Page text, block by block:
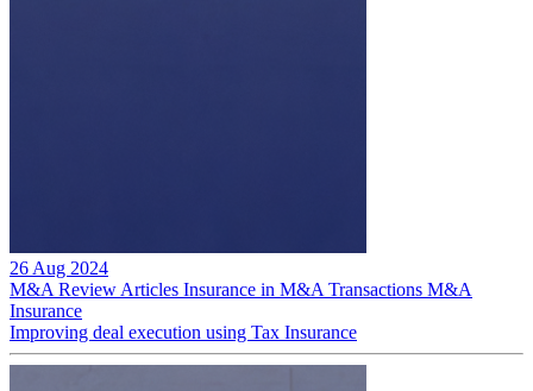
26 Aug 2024
M&A Review Articles Insurance in M&A Transactions M&A
Insurance
Improving deal execution using Tax Insurance